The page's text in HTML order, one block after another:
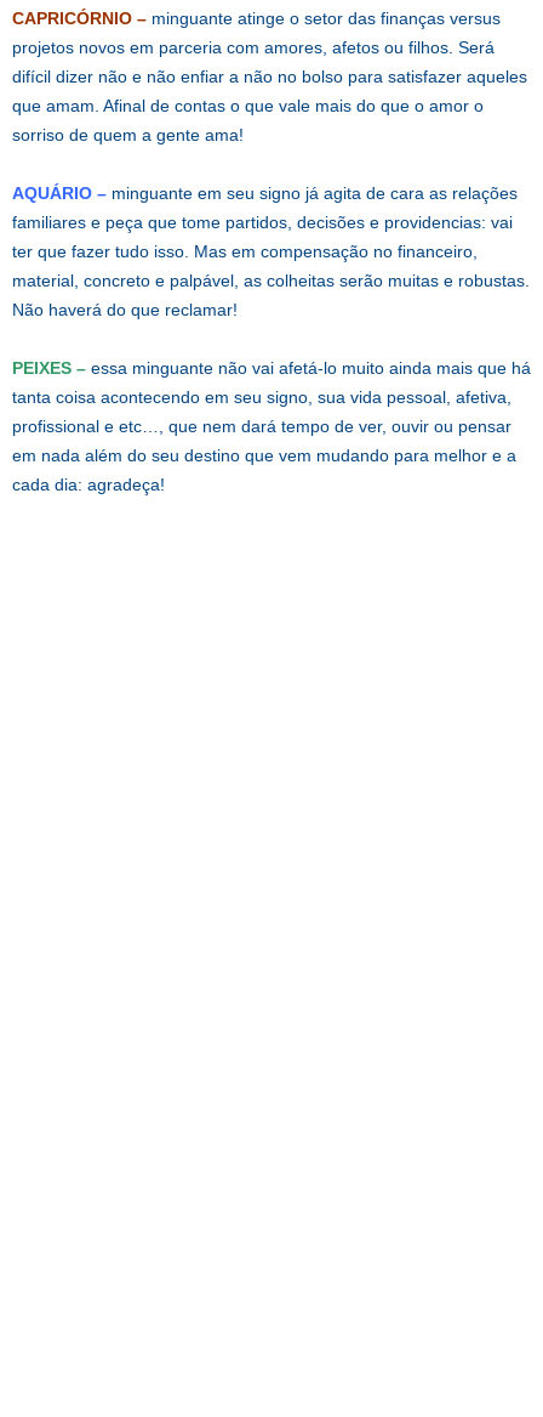
CAPRICÓRNIO – minguante atinge o setor das finanças versus
projetos novos em parceria com amores, afetos ou filhos. Será
difícil dizer não e não enfiar a não no bolso para satisfazer aqueles
que amam. Afinal de contas o que vale mais do que o amor o
sorriso de quem a gente ama!
AQUÁRIO – minguante em seu signo já agita de cara as relações
familiares e peça que tome partidos, decisões e providencias: vai
ter que fazer tudo isso. Mas em compensação no financeiro,
material, concreto e palpável, as colheitas serão muitas e robustas.
Não haverá do que reclamar!
PEIXES – essa minguante não vai afetá-lo muito ainda mais que há
tanta coisa acontecendo em seu signo, sua vida pessoal, afetiva,
profissional e etc…, que nem dará tempo de ver, ouvir ou pensar
em nada além do seu destino que vem mudando para melhor e a
cada dia: agradeça!